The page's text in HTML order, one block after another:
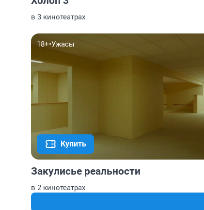
в 3 кинотеатрах
18+•Ужасы
Купить
Закулисье реальности
в 2 кинотеатрах